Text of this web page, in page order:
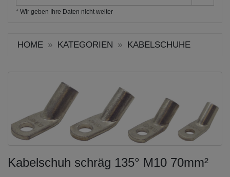
Mail
Adresse
* Wir geben Ihre Daten nicht weiter
HOME KATEGORIEN KABELSCHUHE
Kabelschuh schräg 135° M10 70mm²